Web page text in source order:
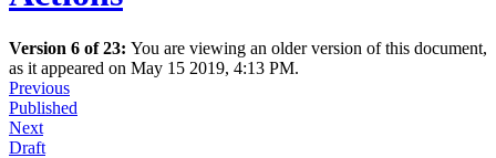
Version 6 of 23: You are viewing an older version of this document,
as it appeared on May 15 2019, 4:13 PM.
Previous
Published
Next
Draft